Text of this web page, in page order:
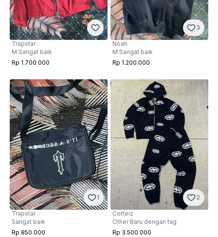
Trapstar
M·Sangat baik
Rp 1.700.000
3
Noah
M·Sangat baik
Rp 1.200.000
1
Trapstar
Sangat baik
Rp 850.000
2
Corteiz
Other·Baru dengan tag
Rp 3.500.000